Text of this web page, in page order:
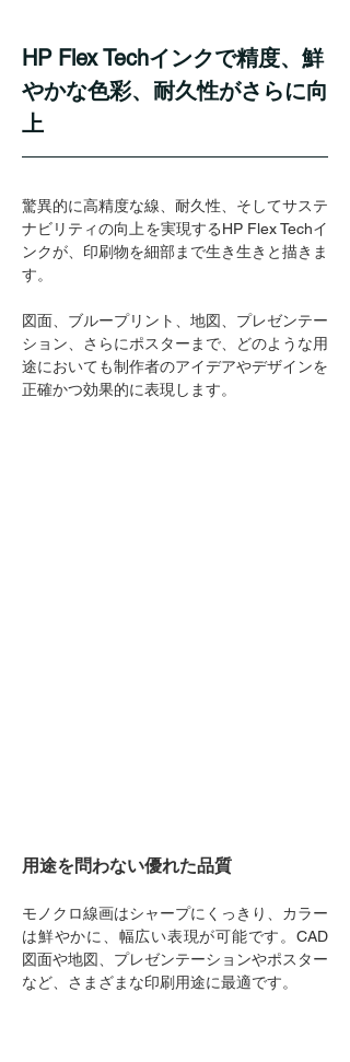
HP Flex Techインクで精度、鮮
やかな色彩、耐久性がさらに向
上
驚異的に高精度な線、耐久性、そしてサステ
ナビリティの向上を実現するHP Flex Techイ
ンクが、印刷物を細部まで生き生きと描きま
す。
図面、ブループリント、地図、プレゼンテー
ション、さらにポスターまで、どのような用
途においても制作者のアイデアやデザインを
正確かつ効果的に表現します。​
用途を問わない優れた品質
モノクロ線画はシャープにくっきり、カラー
は鮮やかに、幅広い表現が可能です。CAD
図面や地図、プレゼンテーションやポスター
など、さまざまな印刷用途に最適です。